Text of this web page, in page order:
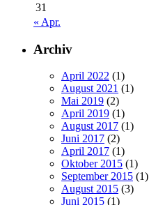
31
« Apr.
Archiv
April 2022 (1)
August 2021 (1)
Mai 2019 (2)
April 2019 (1)
August 2017 (1)
Juni 2017 (2)
April 2017 (1)
Oktober 2015 (1)
September 2015 (1)
August 2015 (3)
Juni 2015 (1)